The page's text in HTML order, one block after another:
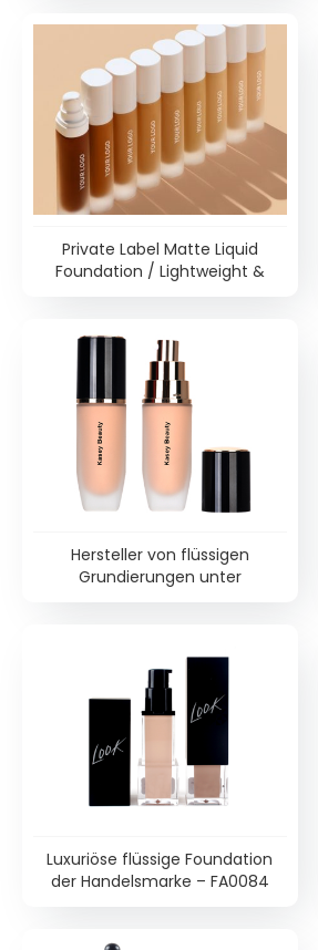
Private Label Matte Liquid
Foundation / Lightweight &
Hersteller von flüssigen
Grundierungen unter
Luxuriöse flüssige Foundation
der Handelsmarke – FA0084